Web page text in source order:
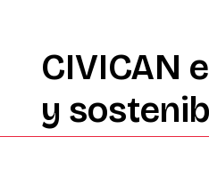
CIVICAN
y